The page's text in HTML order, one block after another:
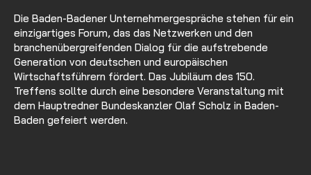
Die Baden-Badener Unternehmergespräche stehen für ein
einzigartiges Forum, das das Netzwerken und den
branchenübergreifenden Dialog für die aufstrebende
Generation von deutschen und europäischen
Wirtschaftsführern fördert. Das Jubiläum des 150.
Treffens sollte durch eine besondere Veranstaltung mit
dem Hauptredner Bundeskanzler Olaf Scholz in Baden-
Baden gefeiert werden.